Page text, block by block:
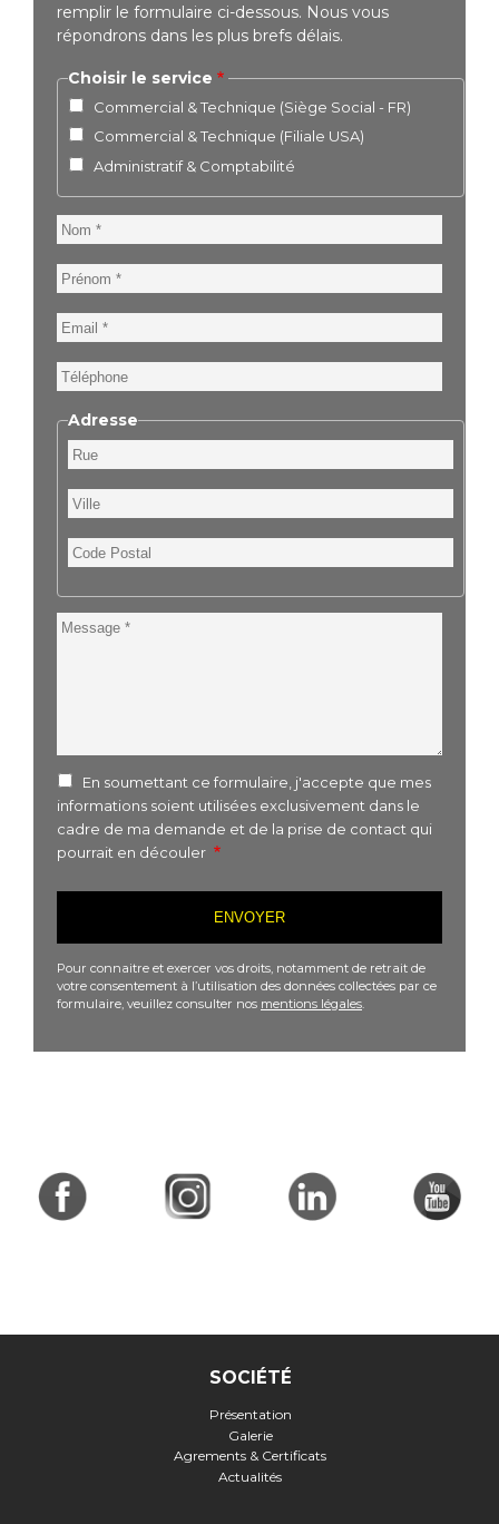
remplir le formulaire ci-dessous. Nous vous
répondrons dans les plus brefs délais.
Choisir le service
Commercial & Technique (Siège Social - FR)
Commercial & Technique (Filiale USA)
Administratif & Comptabilité
Nom
Prénom
Email
Téléphone
Adresse
Rue
Ville
Code
Postal
Message
En soumettant ce formulaire, j'accepte que mes
informations soient utilisées exclusivement dans le
cadre de ma demande et de la prise de contact qui
pourrait en découler
Pour connaitre et exercer vos droits, notamment de retrait de
votre consentement à l’utilisation des données collectées par ce
formulaire, veuillez consulter nos mentions légales.
SOCIÉTÉ
Présentation
Galerie
Agrements & Certificats
Actualités